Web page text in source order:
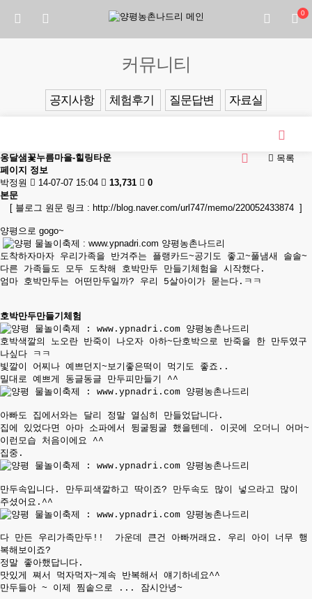
0
커뮤니티
공지사항 체험후기 질문답변 자료실
목록
옹달샘꽃누름마을-힐링타운
페이지 정보
박정원
14-07-07 15:04 13,731
0
본문
[ 블로그 원문 링크 : http://blog.naver.com/url747/memo/220052433874 ]
양평으로 gogo~
도착하자마자 우리가족을 반겨주는 플랭카드~공기도 좋고~풀냄새 솔솔~
다른 가족들도 모두 도착해 호박만두 만들기체험을 시작했다.
엄마 호박만두는 어떤만두일까? 우리 5살아이가 묻는다.ㅋㅋ
호박만두만들기체험​
호박색깔의 노오란 반죽이 나오자 아하~단호박으로 반죽을 한 만두였구
나싶다 ㅋㅋ
빛깔이 어찌나 예쁘던지~보기좋은떡이 먹기도 좋죠..
밀대로 예쁘게 동글동글 만두피만들기 ^^
아빠도 집에서와는 달리 정말 열심히 만들었답니다.
집에 있었다면 아마 소파에서 뒹굴뒹굴 했을텐데. 이곳에 오더니 어머~
이런모습 처음이에요 ^^
집중.
만두속입니다. 만두피색깔하고 딱이죠? 만두속도 많이 넣으라고 많이
주셨어요.^^
다 만든 우리가족만두!! 가운데 큰건 아빠꺼래요. 우리 아이 너무 행
복해보이죠?
정말 좋아했답니다.
맛있게 쪄서 먹자먹자~계속 반복해서 얘기하네요^^
만두들아 ~ 이제 찜솥으로 ... 잠시안녕~